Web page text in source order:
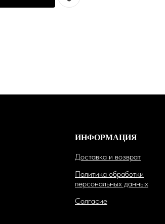
ИНФОРМАЦИЯ
Доставка и возврат
Политика обработки
персональных данных
Солгасие